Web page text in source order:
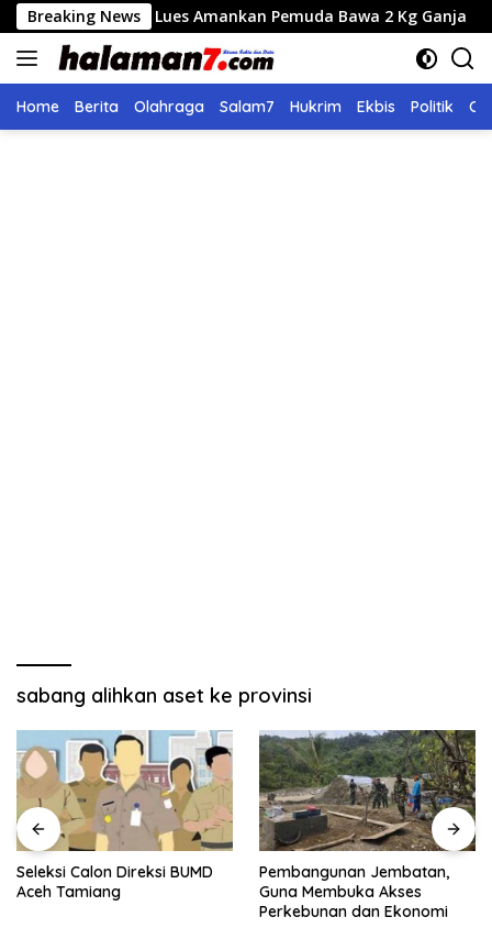
Langsung
ke
konten
Breaking News
Gayo Lues Amankan Pemuda Bawa 2 Kg Ganja
Home Berita Olahraga Salam7 Hukrim Ekbis Politik
sabang alihkan aset ke provinsi
Seleksi Calon Direksi BUMD
Aceh Tamiang
Pembangunan Jembatan,
Guna Membuka Akses
Perkebunan dan Ekonomi